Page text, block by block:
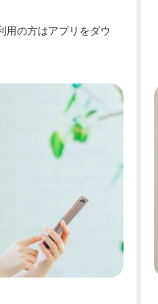
用の方はアプリをダウ